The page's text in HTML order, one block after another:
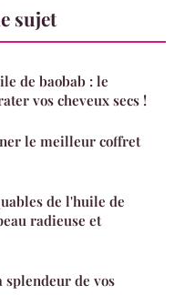
sujet
de baobab : le
vos cheveux secs !
le meilleur coffret
de l'huile de
radieuse et
splendeur de vos